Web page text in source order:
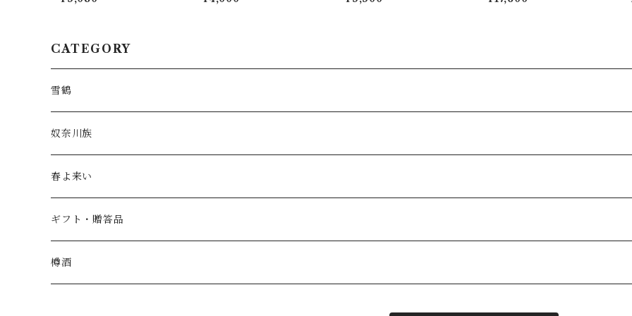
CATEGORY
雪鶴
奴奈川族
春よ来い
ギフト・贈答品
樽酒